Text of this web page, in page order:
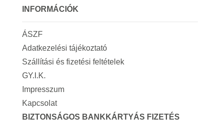
INFORMÁCIÓK
ÁSZF
Adatkezelési tájékoztató
Szállítási és fizetési feltételek
GY.I.K.
Impresszum
Kapcsolat
BIZTONSÁGOS BANKKÁRTYÁS FIZETÉS